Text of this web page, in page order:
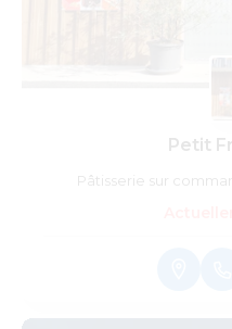
Petit
Pâtisserie sur